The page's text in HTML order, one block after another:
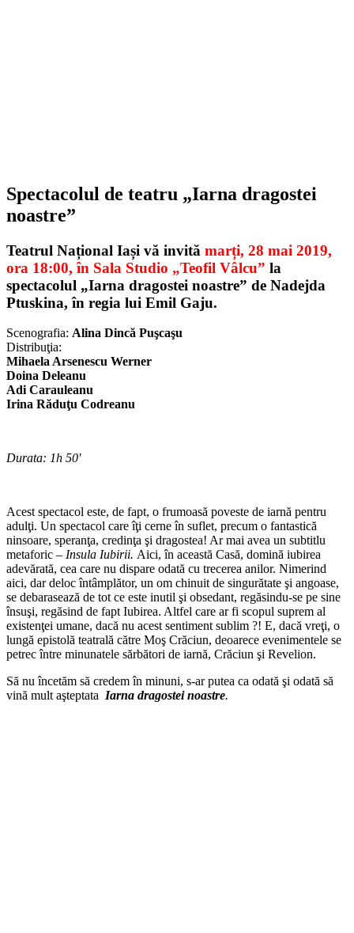
Spectacolul de teatru „Iarna dragostei
noastre”
Teatrul Național Iași vă invită marți, 28 mai 2019,
ora 18:00, în Sala Studio „Teofil Vâlcu” la
spectacolul „Iarna dragostei noastre” de Nadejda
Ptuskina, în regia lui Emil Gaju.
Scenografia: Alina Dincă Puşcaşu
Distribuţia:
Mihaela Arsenescu Werner
Doina Deleanu
Adi Carauleanu
Irina Răduţu Codreanu
Durata: 1h 50′
Acest spectacol este, de fapt, o frumoasă poveste de iarnă pentru
adulţi. Un spectacol care îţi cerne în suflet, precum o fantastică
ninsoare, speranţa, credinţa şi dragostea! Ar mai avea un subtitlu
metaforic – Insula Iubirii. Aici, în această Casă, domină iubirea
adevărată, cea care nu dispare odată cu trecerea anilor. Nimerind
aici, dar deloc întâmplător, un om chinuit de singurătate şi angoase,
se debarasează de tot ce este inutil şi obsedant, regăsindu-se pe sine
însuşi, regăsind de fapt Iubirea. Altfel care ar fi scopul suprem al
existenţei umane, dacă nu acest sentiment sublim ?! E, dacă vreţi, o
lungă epistolă teatrală către Moş Crăciun, deoarece evenimentele se
petrec între minunatele sărbători de iarnă, Crăciun şi Revelion.
Să nu încetăm să credem în minuni, s-ar putea ca odată şi odată să
vină mult aşteptata Iarna dragostei noastre.